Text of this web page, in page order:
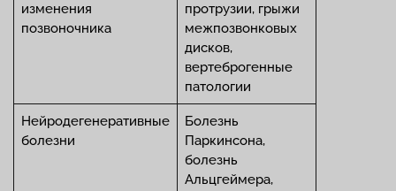
изменения
позвоночника
протрузии, грыжи
межпозвонковых
дисков,
вертеброгенные
патологии
Нейродегенеративные
болезни
Болезнь
Паркинсона,
болезнь
Альцгеймера,